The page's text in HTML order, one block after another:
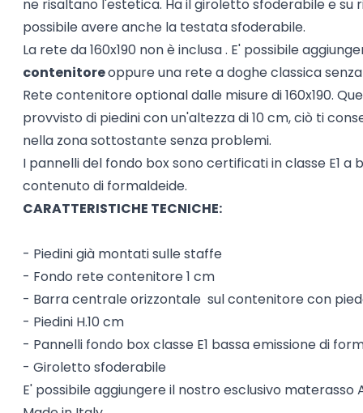
ne risaltano l'estetica. Ha il giroletto sfoderabile e su
possibile avere anche la testata sfoderabile.
La rete da 160x190 non è inclusa . E' possibile
contenitoreoppure una rete a doghe classica
Rete contenitore optional dalle misure di 160x190.
provvisto di piedini con un'altezza di 10 cm, ciò ti
nella zona sottostante senza problemi.
I pannelli del fondo box sono certificati in classe E1 a
contenuto di formaldeide.
CARATTERISTICHE TECNICHE:
- Piedini già montati sulle staffe
- Fondo rete contenitore 1 cm
- Barra centrale orizzontale sul contenitore con
- Piedini H.10 cm
- Pannelli fondo box classe E1 bassa emissione di
- Giroletto sfoderabile
E' possibile aggiungere il nostro esclusivo materasso